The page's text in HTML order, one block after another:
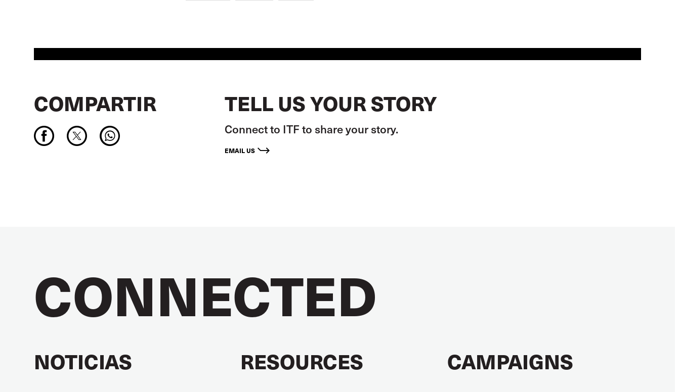
COMPARTIR TELL US YOUR STORY
Connect to ITF to share your story.
EMAIL US
CONNECTED
NOTICIAS RESOURCES CAMPAIGNS